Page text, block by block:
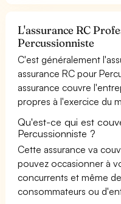
L'assurance RC
Percussionniste
C'est généralement
assurance RC pour
assurance couvre
propres à l'exercice du
Qu'est-ce qui est
Percussionniste ?
Cette assurance va
pouvez occasionner à
concurrents et même
consommateurs ou